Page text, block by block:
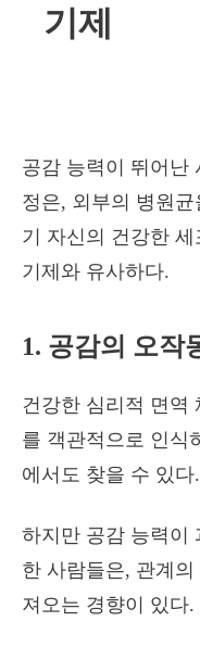
기제
공감 능력이 뛰어난
정은, 외부의 병원
기 자신의 건강한
기제와 유사하다.
1. 공감의 오작
건강한 심리적 면역
를 객관적으로 인식
에서도 찾을 수 있다.
하지만 공감 능력이
한 사람들은, 관계
져오는 경향이 있다.